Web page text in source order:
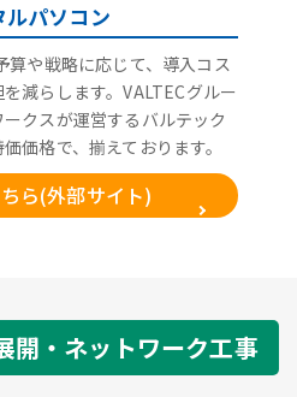
ルパソコン
算や戦略に応じて、導入コス
減らします。VALTECグルー
クスが運営するバルテック
価格で、揃えております。
ら(外部サイト)
開・ネットワーク工事